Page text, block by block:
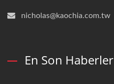
nicholas@kaochia.com.tw
En Son Haberler